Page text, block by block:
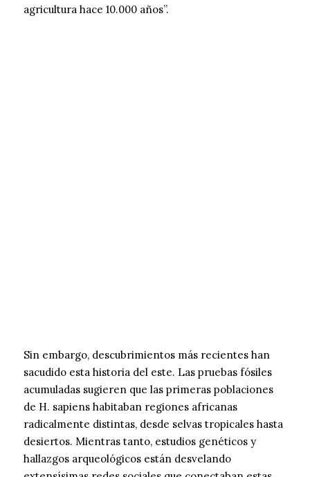
agricultura hace 10.000 años”.
Sin embargo, descubrimientos más recientes han
sacudido esta historia del este. Las pruebas fósiles
acumuladas sugieren que las primeras poblaciones
de H. sapiens habitaban regiones africanas
radicalmente distintas, desde selvas tropicales hasta
desiertos. Mientras tanto, estudios genéticos y
hallazgos arqueológicos están desvelando